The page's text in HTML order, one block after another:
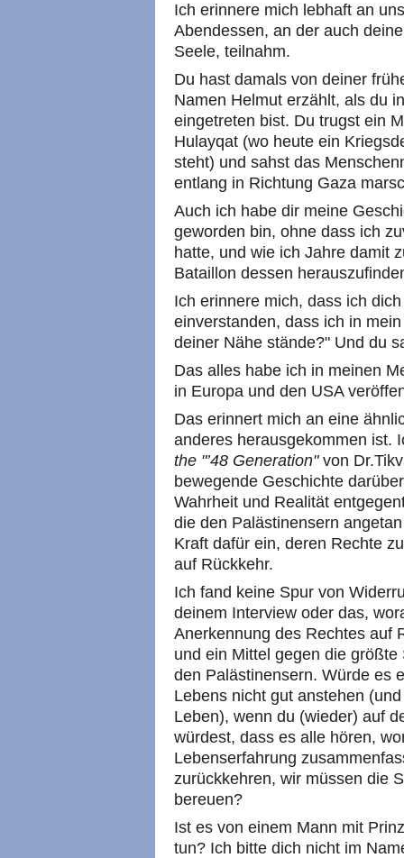
Ich erinnere mich lebhaft an
Abendessen, an der auch
Seele, teilnahm.
Du hast damals von deiner
Namen Helmut erzählt, als du
eingetreten bist. Du trugst ein
Hulayqat (wo heute ein
steht) und sahst das
entlang in Richtung Gaza
Auch ich habe dir meine
geworden bin, ohne dass ich
hatte, und wie ich Jahre damit
Bataillon dessen
Ich erinnere mich, dass ich
einverstanden, dass ich in
deiner Nähe stände?" Und du
Das alles habe ich in meinen
in Europa und den USA
Das erinnert mich an eine
anderes herausgekommen ist.
the "’48 Generation"von
bewegende Geschichte
Wahrheit und Realität
die den Palästinensern
Kraft dafür ein, deren Rechte
auf Rückkehr.
Ich fand keine Spur von
deinem Interview oder das,
Anerkennung des Rechtes auf
und ein Mittel gegen die
den Palästinensern. Würde es
Lebens nicht gut anstehen
Leben), wenn du (wieder) auf
würdest, dass es alle hören,
Lebenserfahrung
zurückkehren, wir müssen die
bereuen?
Ist es von einem Mann mit
tun? Ich bitte dich nicht im